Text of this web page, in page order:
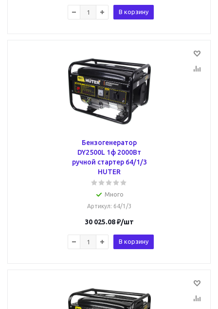
В корзину
Бензогенератор
DY2500L 1ф 2000Вт
ручной стартер 64/1/3
HUTER
Много
Артикул: 64/1/3
30 025.08₽/шт
В корзину